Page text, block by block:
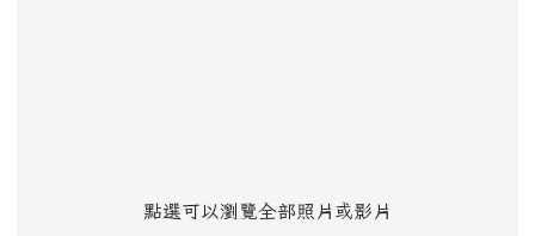
點選可以瀏覽全部照片或影片